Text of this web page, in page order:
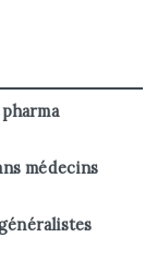
médecins